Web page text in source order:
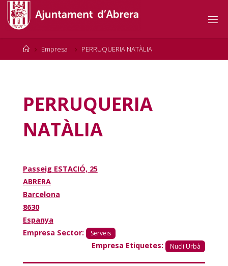
content
HomeEmpresa PERRUQUERIA NATÀLIA
PERRUQUERIA
NATÀLIA
Passeig ESTACIÓ, 25
ABRERA
Barcelona
8630
Espanya
Empresa Sector:
Serveis
Empresa Etiquetes: Nucli Urbà